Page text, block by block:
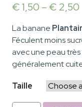
€1,50 –€ 2,50
La banane
Féculent moins
avec une peau
généralement
Taille